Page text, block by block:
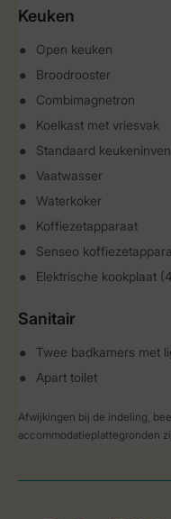
Keuken
Open keuken
Broodrooster
Combimagnetron
Koelkast met vriesvak
Standaard
Vaatwasser
Waterkoker
Koffiezetapparaat
Senseo
Elektrische kookplaat
Sanitair
Twee badkamers met
Apart toilet
Afwijkingen bij de indeling,
accommodatieplattegronden